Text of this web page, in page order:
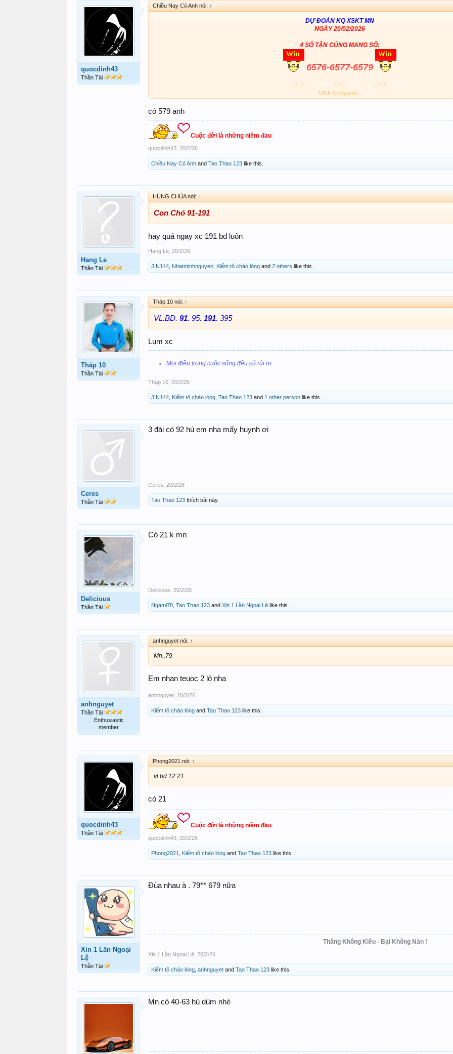
quocdinh43
Thần Tài
Chiều Nay Có Anh nói: ↑
DỰ ĐOÁN KQ XSKT MN
NGÀY 20/02/2026
4 SỐ TẬN CÙNG MANG SỐ:
6576-6577-6579
Click to expand...
có 579 anh
Cuộc đời là những niềm đau
quocdinh43 20/2/26
Chiều Nay Có Anh and Tao Thao 123 like this.
Hang Le
Thần Tài
HÙNG CHÙA nói: ↑
Con Chó 91-191
hay quá ngay xc 191 bd luôn
Hang Le 20/2/26
JIN144 Nhatminhnguyen Kiếm tô cháo lòng and 2 others like this.
Tháp 10
Thần Tài
Tháp 10 nói: ↑
VL.BD. 91. 95. 191. 395
Lụm xc
Mọi điều trong cuộc sống đều có rủi ro.
Tháp 10 20/2/26
JIN144 Kiếm tô cháo lòng Tao Thao 123 and 1 other person like this.
Ceres
Thần Tài
3 đài có 92 hú em nha mấy huynh ơi
Ceres 20/2/26
Tao Thao 123 thích bài này.
Delicious
Thần Tài
Có 21 k mn
Delicious 20/2/26
Ngami78 Tao Thao 123 and Xin 1 Lần Ngoại Lệ like this.
anhnguyet
Thần Tài
Enthusiastic
member
anhnguyet nói: ↑
Mn..79
Em nhan teuoc 2 lô nha
anhnguyet 20/2/26
Kiếm tô cháo lòng and Tao Thao 123 like this.
quocdinh43
Thần Tài
Phong2021 nói: ↑
vl.bd.12.21
có 21
Cuộc đời là những niềm đau
quocdinh43 20/2/26
Phong2021 Kiếm tô cháo lòng and Tao Thao 123 like this.
Xin 1 Lần Ngoại
Lệ
Thần Tài
Đùa nhau à . 79** 679 nữa
Thắng Không Kiêu - Bại Không Nản !
Xin 1 Lần Ngoại Lệ 20/2/26
Kiếm tô cháo lòng anhnguyet and Tao Thao 123 like this.
Mn có 40-63 hú dùm nhé